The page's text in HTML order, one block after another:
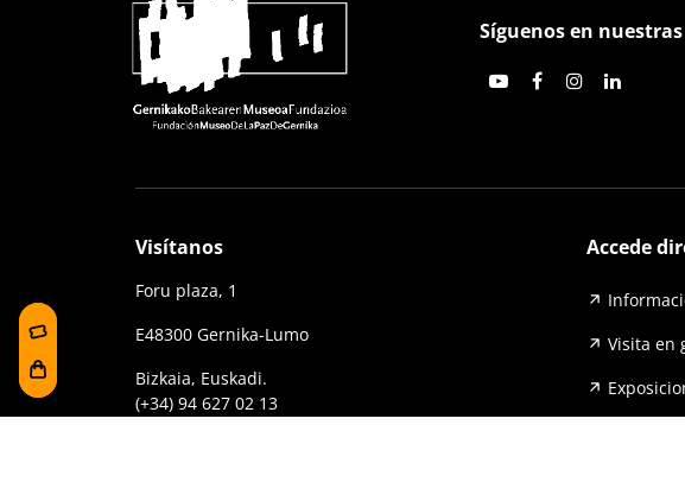
Síguenos en
Visítanos
Foru plaza, 1
E48300 Gernika-Lumo
Bizkaia, Euskadi.
(+34) 94 627 02 13
Accede
Visita en